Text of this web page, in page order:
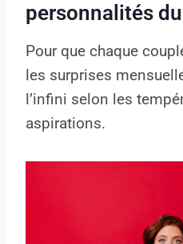
personnalités
Pour que chaque
les surprises
l’infini selon les
aspirations.